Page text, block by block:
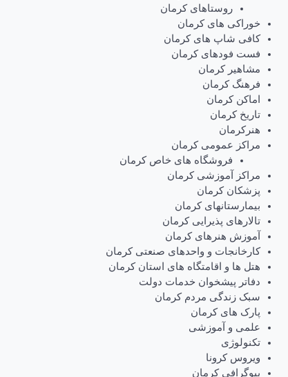
روستاهای کرمان
خوراکی های کرمان
کافی شاپ های کرمان
فست فودهای کرمان
مشاهیر کرمان
فرهنگ کرمان
اماکن کرمان
تاریخ کرمان
هنرکرمان
مراکز عمومی کرمان
فروشگاه های خاص کرمان
مراکز آموزشی کرمان
پزشکان کرمان
بیمارستانهای کرمان
تالارهای پذیرایی کرمان
آموزش هنرهای کرمان
کارخانجات و واحدهای صنعتی کرمان
هتل ها و اقامتگاه های استان کرمان
دفاتر پیشخوان خدمات دولت
سبک زندگی مردم کرمان
پارک های کرمان
علمی و آموزشی
تکنولوژی
ویروس کرونا
بیوگرافی کرمان